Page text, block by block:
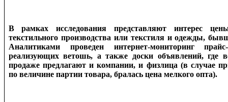
В рамках исследования представляют интерес
текстильного производства или текстиля и одежды,
Аналитиками проведен интернет-мониторинг
реализующих ветошь, а также доски объявлений, где
продаже предлагают и компании, и физлица (в случае
по величине партии товара, бралась цена мелкого опта).